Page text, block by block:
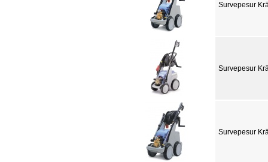
Survepesur
Survepesur
Survepesur